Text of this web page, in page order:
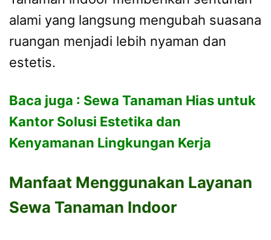
alami yang langsung mengubah suasana
ruangan menjadi lebih nyaman dan
estetis.
Baca juga : Sewa Tanaman Hias untuk
Kantor Solusi Estetika dan
Kenyamanan Lingkungan Kerja
Manfaat Menggunakan Layanan
Sewa Tanaman Indoor